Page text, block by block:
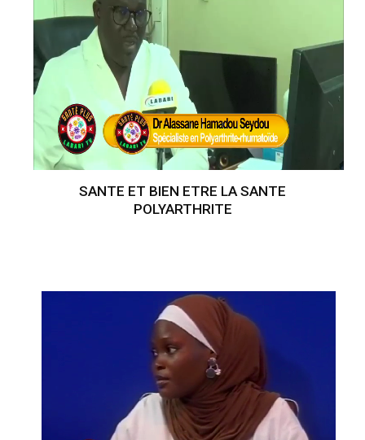
SANTE ET BIEN ETRE LA SANTE
POLYARTHRITE